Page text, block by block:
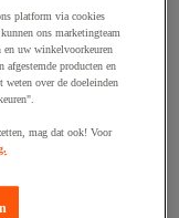
platform via cookies
ons marketingteam
en uw winkelvoorkeuren
producten en
weten over de doeleinden
mag dat ook! Voor